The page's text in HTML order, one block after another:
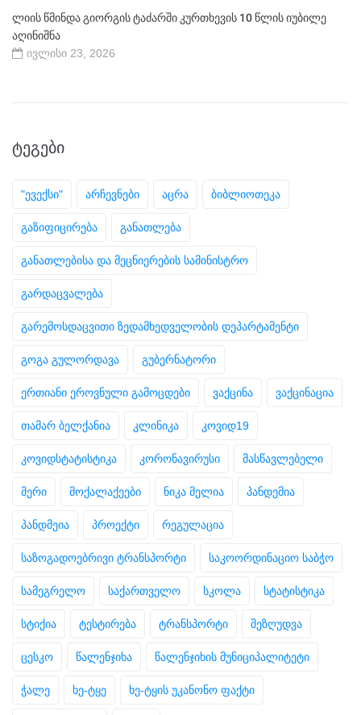
ლიის წმინდა გიორგის ტაძარში კურთხევის 10 წლის იუბილე
აღინიშნა
ივლისი 23, 2026
ᲢᲔᲒᲔᲑᲘ
"ევექსი" არჩევნები აცრა ბიბლიოთეკა
გაზიფიცირება განათლება
განათლებისა და მეცნიერების სამინისტრო
გარდაცვალება
გარემოსდაცვითი ზედამხედველობის დეპარტამენტი
გოგა გულორდავა გუბერნატორი
ერთიანი ეროვნული გამოცდები ვაქცინა ვაქცინაცია
თამარ ბელქანია კლინიკა კოვიდ19
კოვიდსტატისტიკა კორონავირუსი მასწავლებელი
მერი მოქალაქეები ნიკა მელია პანდემია
პანდმეია პროექტი რეგულაცია
საზოგადოებრივი ტრანსპორტი საკოორდინაციო საბჭო
სამეგრელო საქართველო სკოლა სტატისტიკა
სტიქია ტესტირება ტრანსპორტი შეზღუდვა
ცესკო წალენჯიხა წალენჯიხის მუნიციპალიტეტი
ჭალე ხე-ტყე ხე-ტყის უკანონო ფაქტი